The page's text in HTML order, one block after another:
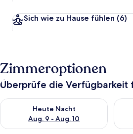
Sich wie zu Hause fühlen (6)
Zimmeroptionen
Überprüfe die Verfügbarkeit
Heute Nacht
Aug. 9 - Aug. 10
Überprüfe die Verfügbarkeit für